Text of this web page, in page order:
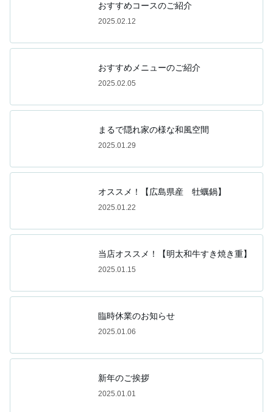
おすすめコースのご紹介
2025.02.12
おすすめメニューのご紹介
2025.02.05
まるで隠れ家の様な和風空間
2025.01.29
オススメ！【広島県産 牡蠣鍋】
2025.01.22
当店オススメ！【明太和牛すき焼き重】
2025.01.15
臨時休業のお知らせ
2025.01.06
新年のご挨拶
2025.01.01